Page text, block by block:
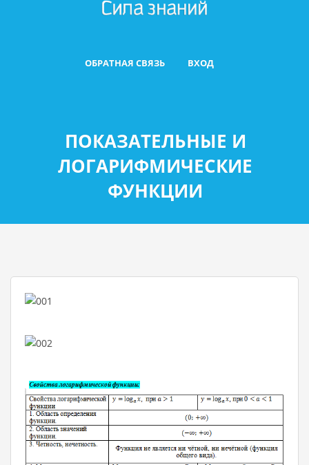
ОБРАТНАЯ СВЯЗЬ ВХОД
ПОКАЗАТЕЛЬНЫЕ И
ЛОГАРИФМИЧЕСКИЕ
ФУНКЦИИ